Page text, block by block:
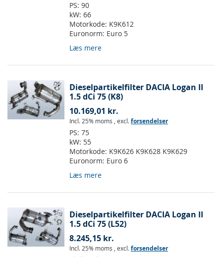
PS: 90
kW: 66
Motorkode: K9K612
Euronorm: Euro 5
Læs mere
Dieselpartikelfilter DACIA Logan II
1.5 dCi 75 (K8)
10.169,01 kr.
Incl. 25% moms , excl.forsendelser
PS: 75
kW: 55
Motorkode: K9K626 K9K628 K9K629
Euronorm: Euro 6
Læs mere
Dieselpartikelfilter DACIA Logan II
1.5 dCi 75 (L52)
8.245,15 kr.
Incl. 25% moms , excl.forsendelser